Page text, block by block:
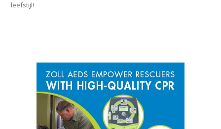
leefstijl!